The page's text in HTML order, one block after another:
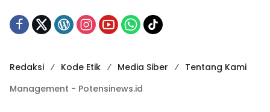
Redaksi Kode Etik Media Siber
Tentang Kami
Management - Potensinews.id